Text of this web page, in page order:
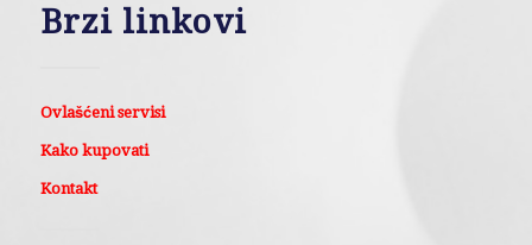
Brzi linkovi
Ovlašćeni servisi
Kako kupovati
Kontakt